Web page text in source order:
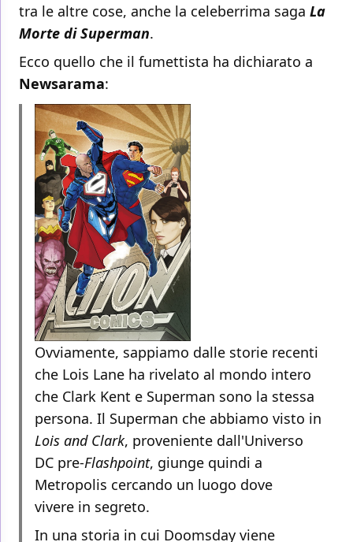
tra le altre cose, anche la celeberrima saga La
Morte di Superman.
Ecco quello che il fumettista ha dichiarato a
Newsarama:
Ovviamente, sappiamo dalle storie recenti
che Lois Lane ha rivelato al mondo intero
che Clark Kent e Superman sono la stessa
persona. Il Superman che abbiamo visto in
Lois and Clark, proveniente dall'Universo
DC pre-Flashpoint, giunge quindi a
Metropolis cercando un luogo dove
vivere in segreto.
In una storia in cui Doomsday viene